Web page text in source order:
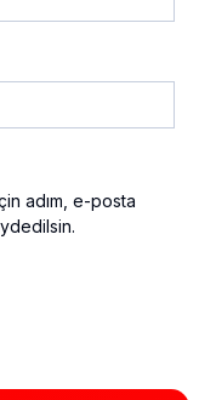
adım, e-posta